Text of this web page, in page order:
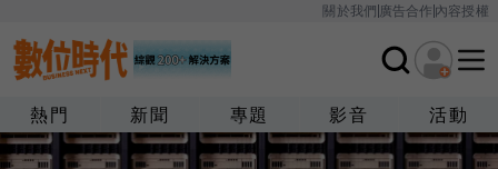
關於我們廣告合作內容授權
熱門 新聞 專題 影音 活動